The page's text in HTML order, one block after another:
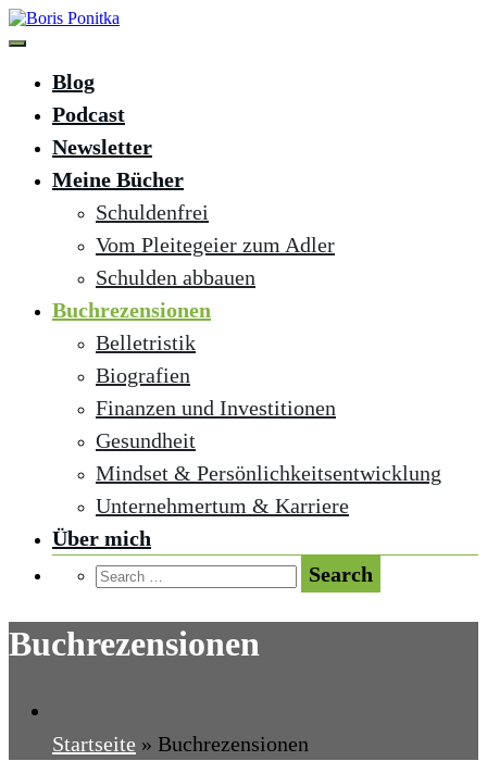
Zum
Inhalt
Blog
Podcast
Newsletter
Meine Bücher
Schuldenfrei
Vom Pleitegeier zum Adler
Schulden abbauen
Buchrezensionen
Belletristik
Biografien
Finanzen und Investitionen
Gesundheit
Mindset & Persönlichkeitsentwicklung
Unternehmertum & Karriere
Über mich
Buchrezensionen
Startseite » Buchrezensionen